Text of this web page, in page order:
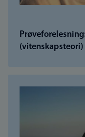
(vitenskapsteori)